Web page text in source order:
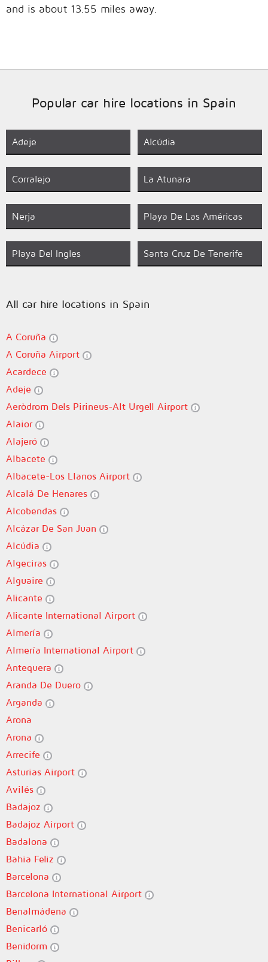
and is about 13.55 miles away.
Popular car hire locations in Spain
Adeje Alcúdia
Corralejo La Atunara
Nerja Playa De Las Américas
Playa Del Ingles Santa Cruz De Tenerife
All car hire locations in Spain
A Coruña
A Coruña Airport
Acardece
Adeje
Aeròdrom Dels Pirineus-Alt Urgell Airport
Alaior
Alajeró
Albacete
Albacete-Los Llanos Airport
Alcalá De Henares
Alcobendas
Alcázar De San Juan
Alcúdia
Algeciras
Alguaire
Alicante
Alicante International Airport
Almería
Almería International Airport
Antequera
Aranda De Duero
Arganda
Arona
Arona
Arrecife
Asturias Airport
Avilés
Badajoz
Badajoz Airport
Badalona
Bahia Feliz
Barcelona
Barcelona International Airport
Benalmádena
Benicarló
Benidorm